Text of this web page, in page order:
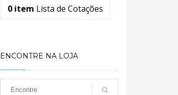
0item Lista de Cotações
ENCONTRE NA LOJA